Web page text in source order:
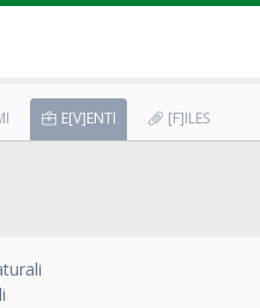
E[V]ENTI [F]ILES